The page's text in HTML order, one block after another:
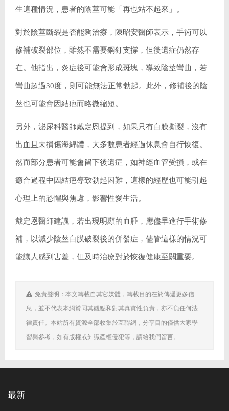
生這種情況，患者的陰莖可能「再也站不起來」。
對於陰莖斷裂是否能夠治療，陳昭安醫師表示，手術可以
修補破裂部位，雖然不需要鋼釘支撐，但後遺症仍然存
在。他指出，炎症後可能會形成斑塊，導致陰莖彎曲，若
彎曲超過30度，則可能無法正常勃起。此外，修補後的陰
莖也可能會因結疤而略微縮短。
另外，泌尿科醫師戴定恩提到，如果只有白膜撕裂，沒有
出血且未損傷海綿體，大多數患者經過休息會自行恢復。
然而部分患者可能會留下後遺症，如神經血管受損，或在
癒合過程中因結疤導致勃起困難，這樣的經歷也可能引起
心理上的恐懼與焦慮，影響性愛生活。
戴定恩醫師建議，若出現明顯的血腫，應儘早進行手術修
補，以減少陰莖白膜破裂後的併發症，儘管這樣的情況可
能讓人感到害羞，但及時治療對於恢復健康至關重要。
免責聲明：本文轉載自其它媒體，轉載目的在於傳遞更多信
息，並不代表本網贊同其觀點和對其真實性負責，亦不負任何法
律責任。本站所有資源全部收集於互聯網，分享目的僅供大家學
習與參考，如有版權或知識產權侵犯等，請給我們留言。
最新